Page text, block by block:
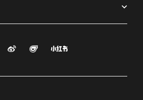
微信扫一扫
微博
打开新窗口
飞猪
打开新窗口打开新窗口